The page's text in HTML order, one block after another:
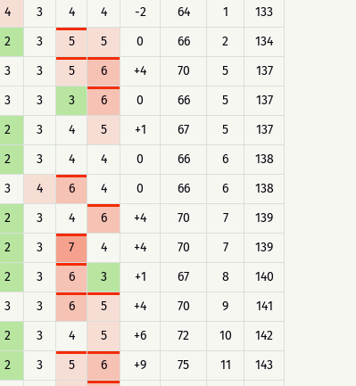
4 3 4 4 -2 64 1
133
2 3 5 5 0 66 2
134
3 3 5 6 +4 70 5
137
3 3 3 6 0 66 5
137
2 3 4 5 +1 67 5
137
2 3 4 4 0 66 6
138
3 4 6 4 0 66 6
138
2 3 4 6 +4 70 7
139
2 3 7 4 +4 70 7
139
2 3 6 3 +1 67 8
140
3 3 6 5 +4 70 9
141
2 3 4 5 +6 72 10
142
2 3 5 6 +9 75 11
143